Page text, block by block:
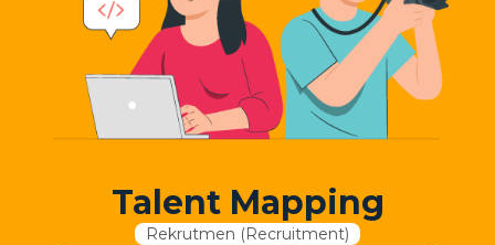
Talent Mapping
Rekrutmen (Recruitment)